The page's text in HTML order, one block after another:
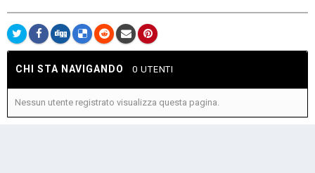
CHI STA NAVIGANDO 0 UTENTI
Nessun utente registrato visualizza questa pagina.